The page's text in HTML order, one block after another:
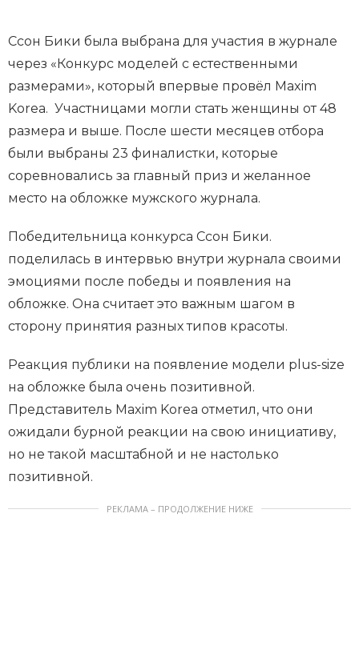
Ссон Бики была выбрана для участия в журнале
через «Конкурс моделей с естественными
размерами», который впервые провёл Maxim
Korea. Участницами могли стать женщины от 48
размера и выше. После шести месяцев отбора
были выбраны 23 финалистки, которые
соревновались за главный приз и желанное
место на обложке мужского журнала.
Победительница конкурса Ссон Бики.
поделилась в интервью внутри журнала своими
эмоциями после победы и появления на
обложке. Она считает это важным шагом в
сторону принятия разных типов красоты.
Реакция публики на появление модели plus-size
на обложке была очень позитивной.
Представитель Maxim Korea отметил, что они
ожидали бурной реакции на свою инициативу,
но не такой масштабной и не настолько
позитивной.
РЕКЛАМА – ПРОДОЛЖЕНИЕ НИЖЕ